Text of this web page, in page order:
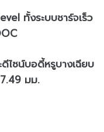
ทั้งระบบชาร์จเร็ว
ไซน์บอดี้หรูบางเฉียบ
มม.